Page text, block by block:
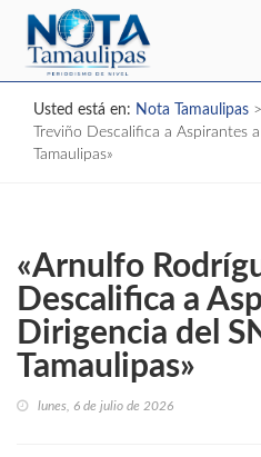
Usted está en: Nota Tamaulipas >
Treviño Descalifica a Aspirantes
Tamaulipas»
«Arnulfo
Descalifica a
Dirigencia del
Tamaulipas»
lunes, 6 de julio de 2026